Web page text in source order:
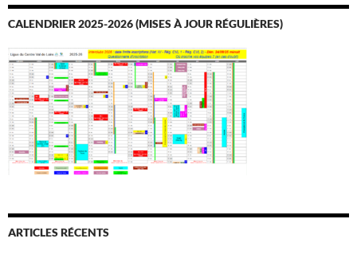
CALENDRIER 2025-2026 (MISES À JOUR RÉGULIÈRES)
ARTICLES RÉCENTS